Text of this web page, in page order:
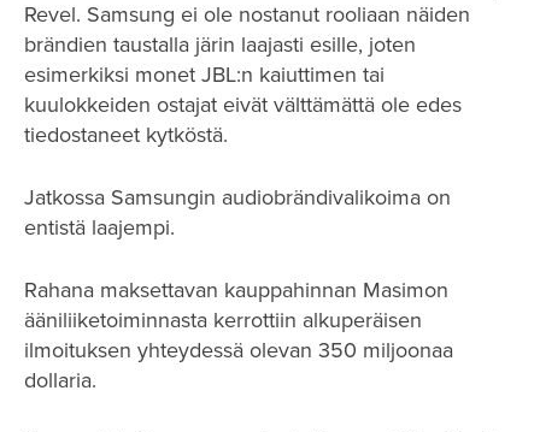
Revel. Samsung ei ole nostanut rooliaan näiden
brändien taustalla järin laajasti esille, joten
esimerkiksi monet JBL:n kaiuttimen tai
kuulokkeiden ostajat eivät välttämättä ole edes
tiedostaneet kytköstä.
Jatkossa Samsungin audiobrändivalikoima on
entistä laajempi.
Rahana maksettavan kauppahinnan Masimon
ääniliiketoiminnasta kerrottiin alkuperäisen
ilmoituksen yhteydessä olevan 350 miljoonaa
dollaria.